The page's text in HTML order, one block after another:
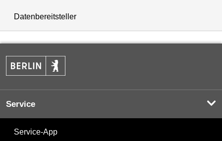
Datenbereitsteller
Service
Service-App